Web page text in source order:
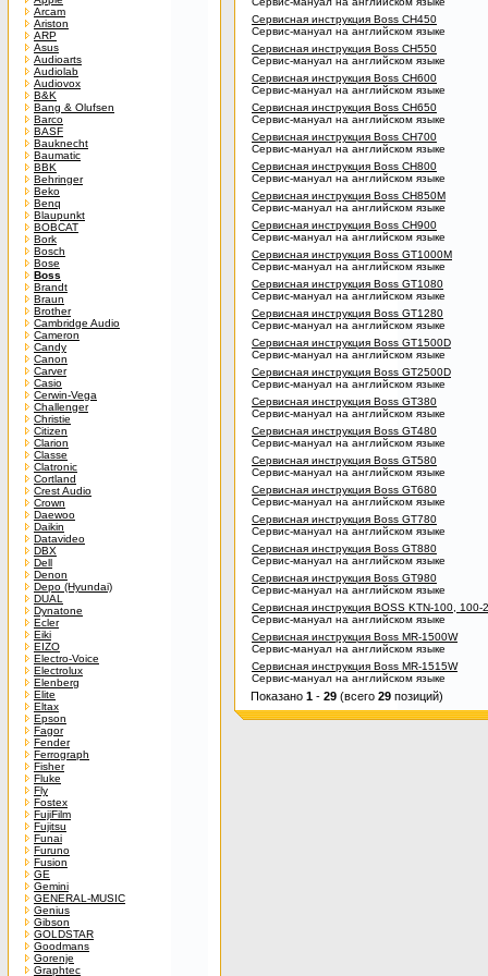
Arcam
Ariston
ARP
Asus
Audioarts
Audiolab
Audiovox
B&K
Bang & Olufsen
Barco
BASF
Bauknecht
Baumatic
BBK
Behringer
Beko
Benq
Blaupunkt
BOBCAT
Bork
Bosch
Bose
Boss
Brandt
Braun
Brother
Cambridge Audio
Cameron
Candy
Canon
Carver
Casio
Cerwin-Vega
Challenger
Christie
Citizen
Clarion
Classe
Clatronic
Cortland
Crest Audio
Crown
Daewoo
Daikin
Datavideo
DBX
Dell
Denon
Depo (Hyundai)
DUAL
Dynatone
Ecler
Eiki
EIZO
Electro-Voice
Electrolux
Elenberg
Elite
Eltax
Epson
Fagor
Fender
Ferrograph
Fisher
Fluke
Fly
Fostex
FujiFilm
Fujitsu
Funai
Furuno
Fusion
GE
Gemini
GENERAL-MUSIC
Genius
Gibson
GOLDSTAR
Goodmans
Gorenje
Graphtec
Сервисная инструкция Boss CH450
Сервис-мануал на английском языке
Сервисная инструкция Boss CH550
Сервис-мануал на английском языке
Сервисная инструкция Boss CH600
Сервис-мануал на английском языке
Сервисная инструкция Boss CH650
Сервис-мануал на английском языке
Сервисная инструкция Boss CH700
Сервис-мануал на английском языке
Сервисная инструкция Boss CH800
Сервис-мануал на английском языке
Сервисная инструкция Boss CH850M
Сервис-мануал на английском языке
Сервисная инструкция Boss CH900
Сервис-мануал на английском языке
Сервисная инструкция Boss GT1000M
Сервис-мануал на английском языке
Сервисная инструкция Boss GT1080
Сервис-мануал на английском языке
Сервисная инструкция Boss GT1280
Сервис-мануал на английском языке
Сервисная инструкция Boss GT1500D
Сервис-мануал на английском языке
Сервисная инструкция Boss GT2500D
Сервис-мануал на английском языке
Сервисная инструкция Boss GT380
Сервис-мануал на английском языке
Сервисная инструкция Boss GT480
Сервис-мануал на английском языке
Сервисная инструкция Boss GT580
Сервис-мануал на английском языке
Сервисная инструкция Boss GT680
Сервис-мануал на английском языке
Сервисная инструкция Boss GT780
Сервис-мануал на английском языке
Сервисная инструкция Boss GT880
Сервис-мануал на английском языке
Сервисная инструкция Boss GT980
Сервис-мануал на английском языке
Сервисная инструкция BOSS KTN-100, 100-
Сервис-мануал на английском языке
Сервисная инструкция Boss MR-1500W
Сервис-мануал на английском языке
Сервисная инструкция Boss MR-1515W
Сервис-мануал на английском языке
Показано 1 - 29 (всего 29 позиций)